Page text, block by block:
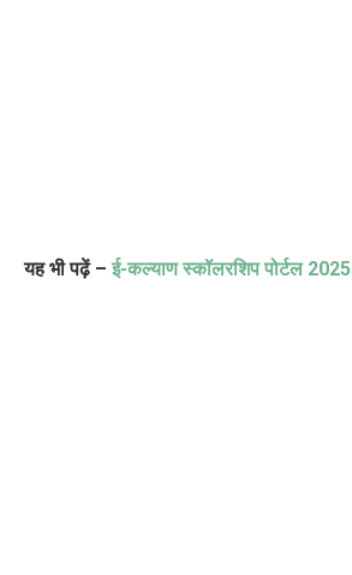
यह भी पढ़ें – ई-कल्याण स्कॉलरशिप पोर्टल 2025